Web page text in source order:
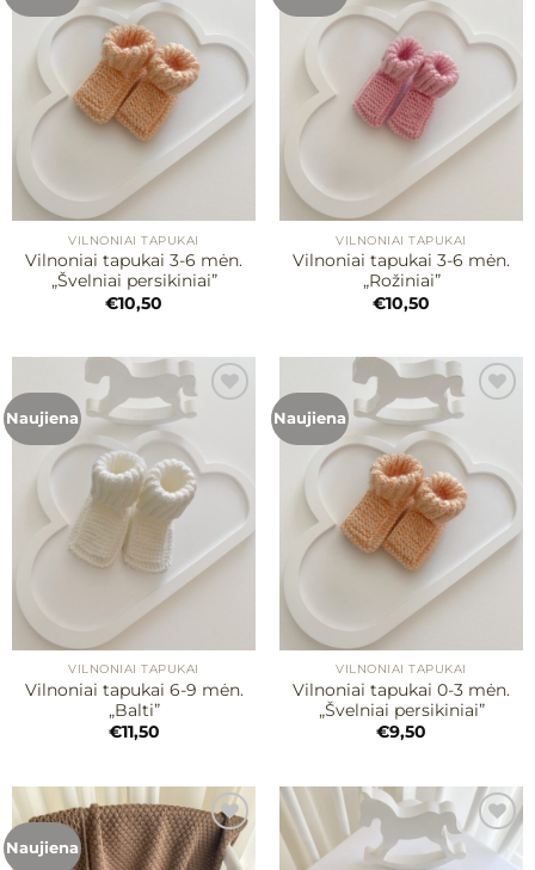
Mėgstamiausias
VILNONIAI TAPUKAI
Vilnoniai tapukai 3-6 mėn.
„Švelniai persikiniai”
€10,50
Mėgstamiausias
VILNONIAI TAPUKAI
Vilnoniai tapukai 3-6 mėn.
„Rožiniai”
€10,50
Naujiena
Mėgstamiausias
VILNONIAI TAPUKAI
Vilnoniai tapukai 6-9 mėn.
„Balti”
€11,50
Naujiena
Mėgstamiausias
VILNONIAI TAPUKAI
Vilnoniai tapukai 0-3 mėn.
„Švelniai persikiniai”
€9,50
Naujiena